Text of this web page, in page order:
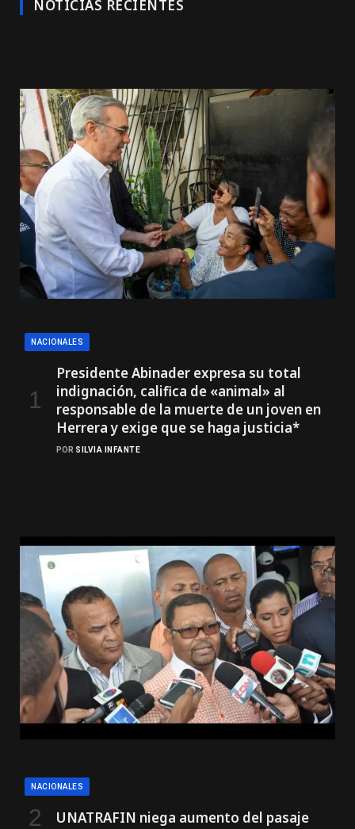
NOTICIAS RECIENTES
NACIONALES
Presidente Abinader expresa su total
indignación, califica de «animal» al
responsable de la muerte de un joven en
Herrera y exige que se haga justicia*
POR SILVIA INFANTE
NACIONALES
UNATRAFIN niega aumento del pasaje